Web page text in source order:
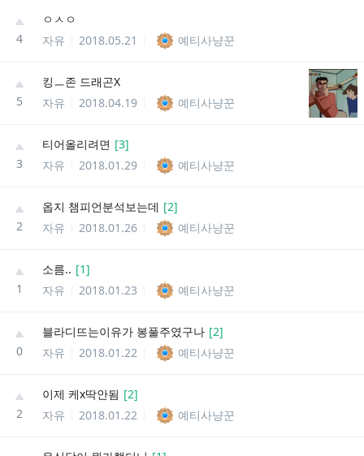
4
ㅇㅅㅇ
자유
2018.05.21 예티사냥꾼
5
킹ㅡ존 드래곤X
자유
2018.04.19 예티사냥꾼
3
티어올리려면 [3]
자유
2018.01.29 예티사냥꾼
2
옵지 챔피언분석보는데 [2]
자유
2018.01.26 예티사냥꾼
1
소름.. [1]
자유
2018.01.23 예티사냥꾼
0
블라디뜨는이유가 봉풀주였구나 [2]
자유
2018.01.22 예티사냥꾼
2
이제 케x딱안됨 [2]
자유
2018.01.22 예티사냥꾼